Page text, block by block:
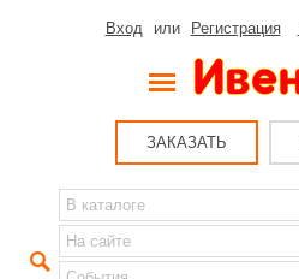
Вход или Регистрация
ЗАКАЗАТЬ